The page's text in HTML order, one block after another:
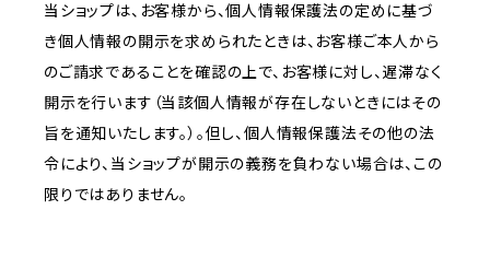
当ショップは、お客様から、個人情報保護法の定めに基づ
き個人情報の開示を求められたときは、お客様ご本人から
のご請求であることを確認の上で、お客様に対し、遅滞なく
開示を行います（当該個人情報が存在しないときにはその
旨を通知いたします。）。但し、個人情報保護法その他の法
令により、当ショップが開示の義務を負わない場合は、この
限りではありません。